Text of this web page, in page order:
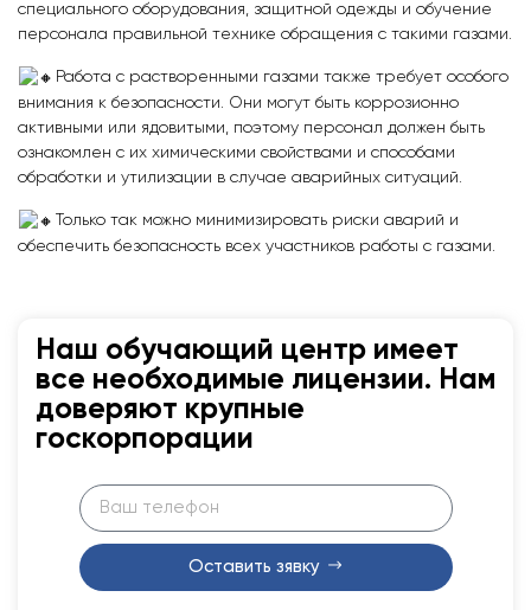
специального оборудования, защитной одежды и обучение
персонала правильной технике обращения с такими газами.
Работа с растворенными газами также требует особого
внимания к безопасности. Они могут быть коррозионно
активными или ядовитыми, поэтому персонал должен быть
ознакомлен с их химическими свойствами и способами
обработки и утилизации в случае аварийных ситуаций.
Только так можно минимизировать риски аварий и
обеспечить безопасность всех участников работы с газами.
Наш обучающий центр имеет
все необходимые лицензии. Нам
доверяют крупные
госкорпорации
Оставить зявку